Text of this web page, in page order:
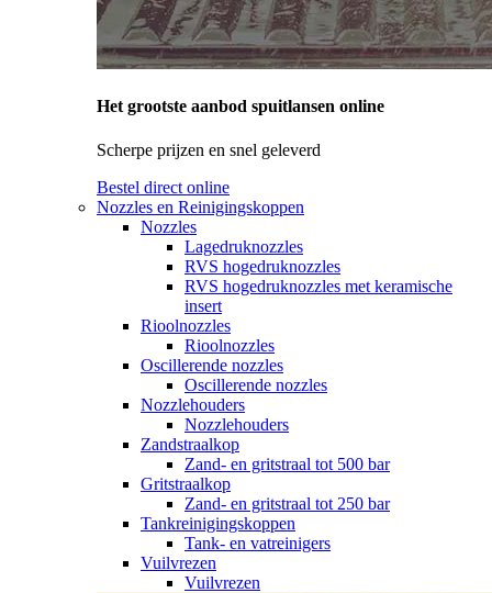
Het grootste aanbod spuitlansen online
Scherpe prijzen en snel geleverd
Bestel direct online
Nozzles en Reinigingskoppen
Nozzles
Lagedruknozzles
RVS hogedruknozzles
RVS hogedruknozzles met keramische
insert
Rioolnozzles
Rioolnozzles
Oscillerende nozzles
Oscillerende nozzles
Nozzlehouders
Nozzlehouders
Zandstraalkop
Zand- en gritstraal tot 500 bar
Gritstraalkop
Zand- en gritstraal tot 250 bar
Tankreinigingskoppen
Tank- en vatreinigers
Vuilvrezen
Vuilvrezen